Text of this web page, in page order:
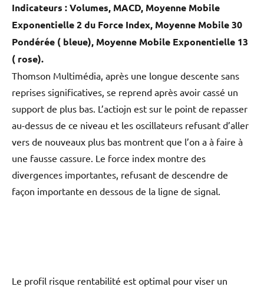
Indicateurs : Volumes, MACD, Moyenne Mobile
Exponentielle 2 du Force Index, Moyenne Mobile 30
Pondérée ( bleue), Moyenne Mobile Exponentielle 13
( rose).
Thomson Multimédia, après une longue descente sans
reprises significatives, se reprend après avoir cassé un
support de plus bas. L’actiojn est sur le point de repasser
au-dessus de ce niveau et les oscillateurs refusant d’aller
vers de nouveaux plus bas montrent que l’on a à faire à
une fausse cassure. Le force index montre des
divergences importantes, refusant de descendre de
façon importante en dessous de la ligne de signal.
Le profil risque rentabilité est optimal pour viser un